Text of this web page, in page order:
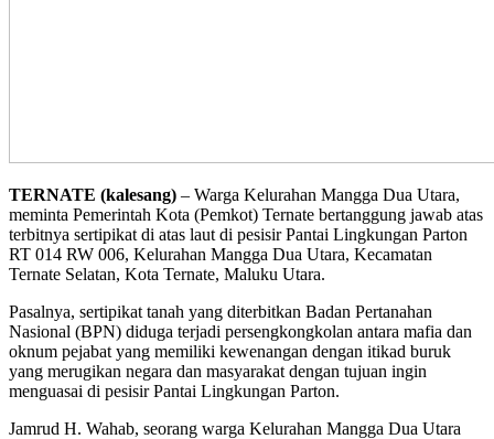
TERNATE (kalesang) – Warga Kelurahan Mangga Dua Utara,
meminta Pemerintah Kota (Pemkot) Ternate bertanggung jawab atas
terbitnya sertipikat di atas laut di pesisir Pantai Lingkungan Parton
RT 014 RW 006, Kelurahan Mangga Dua Utara, Kecamatan
Ternate Selatan, Kota Ternate, Maluku Utara.
Pasalnya, sertipikat tanah yang diterbitkan Badan Pertanahan
Nasional (BPN) diduga terjadi persengkongkolan antara mafia dan
oknum pejabat yang memiliki kewenangan dengan itikad buruk
yang merugikan negara dan masyarakat dengan tujuan ingin
menguasai di pesisir Pantai Lingkungan Parton.
Jamrud H. Wahab, seorang warga Kelurahan Mangga Dua Utara